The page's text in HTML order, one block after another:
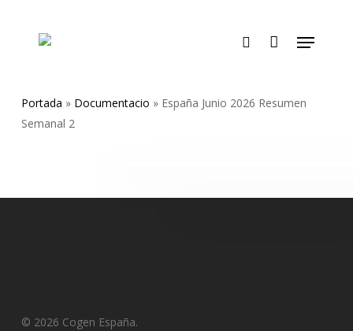
Menu
Portada » Documentacio » España Junio 2026 Resumen
Semanal 2
© 2026 Cogen España.